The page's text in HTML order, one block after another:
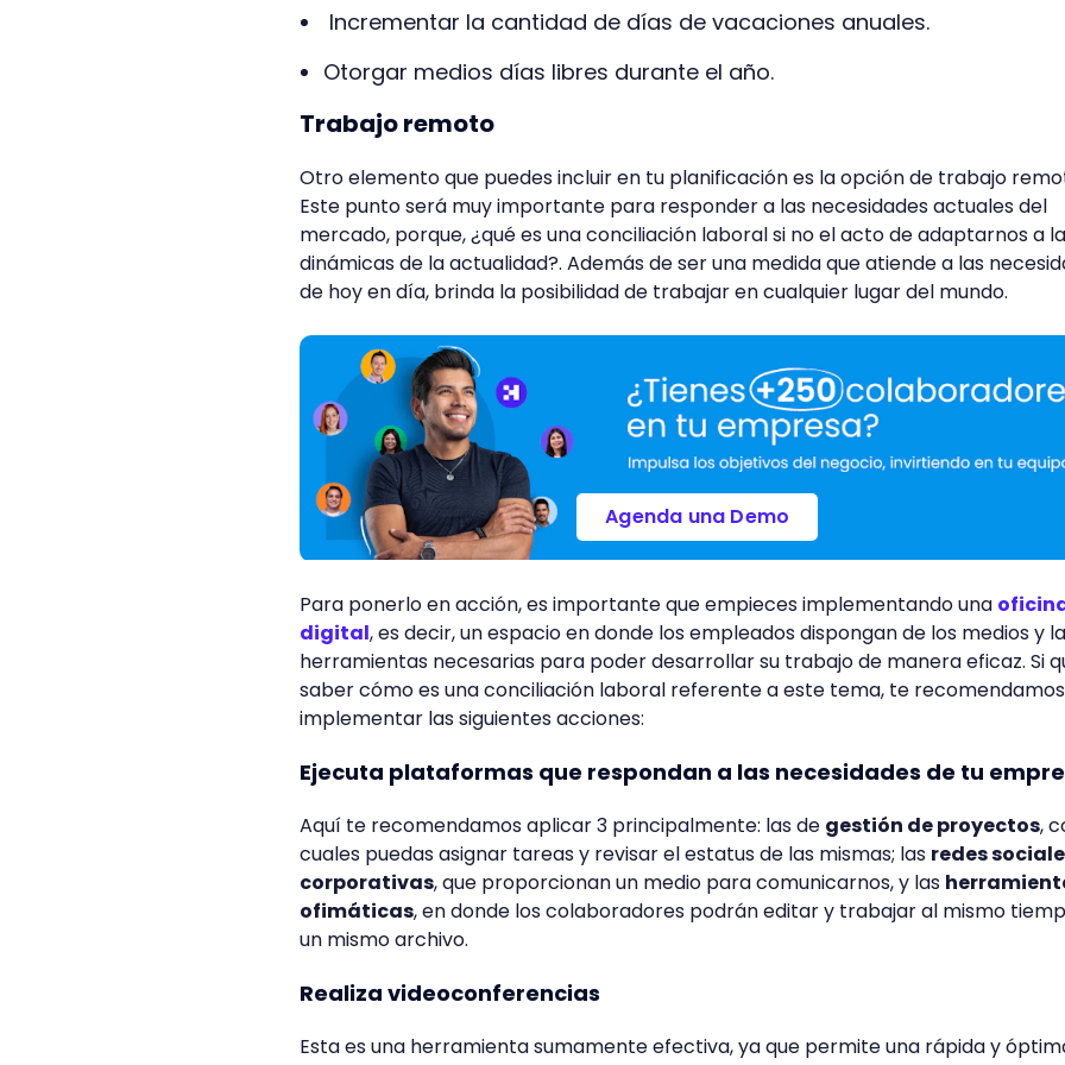
Incrementar la cantidad de días de vacaciones anuales.
Otorgar medios días libres durante el año.
Trabajo remoto
Otro elemento que puedes incluir en tu planificación es la opción de trabajo
Este punto será muy importante para responder a las necesidades actuales del
mercado, porque, ¿qué es una conciliación laboral si no el acto de adaptarnos a
dinámicas de la actualidad?. Además de ser una medida que atiende a las
de hoy en día, brinda la posibilidad de trabajar en cualquier lugar del mundo.
Agenda una Demo
Para ponerlo en acción, es importante que empieces implementando una
digital, es decir, un espacio en donde los empleados dispongan de los medios y
herramientas necesarias para poder desarrollar su trabajo de manera eficaz. Si
saber cómo es una conciliación laboral referente a este tema, te recomendamos
implementar las siguientes acciones:
Ejecuta plataformas que respondan a las necesidades de tu
Aquí te recomendamos aplicar 3 principalmente: las de gestión de proyectos,
cuales puedas asignar tareas y revisar el estatus de las mismas; las redes
corporativas, que proporcionan un medio para comunicarnos, y las
ofimáticas, en donde los colaboradores podrán editar y trabajar al mismo
un mismo archivo.
Realiza videoconferencias
Esta es una herramienta sumamente efectiva, ya que permite una rápida y